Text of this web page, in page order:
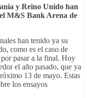
y Reino Unido han
M&S Bank Arena de
han tenido ya su
como es el caso de
pasar a la final. Hoy
el año pasado, que ya
13 de mayo. Estas
los ensayos